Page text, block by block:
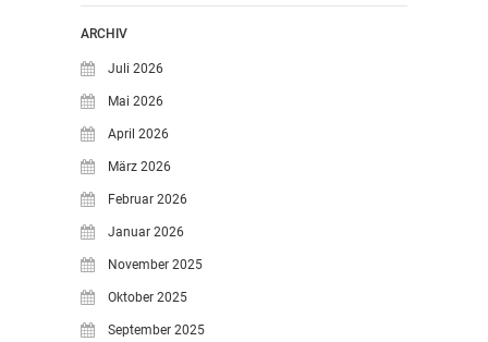
ARCHIV
Juli 2026
Mai 2026
April 2026
März 2026
Februar 2026
Januar 2026
November 2025
Oktober 2025
September 2025